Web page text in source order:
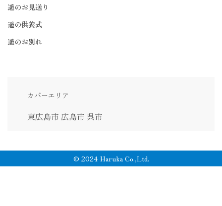
遥のお見送り
遥の供養式
遥のお別れ
カバーエリア
東広島市 広島市 呉市
© 2024 Haruka Co.,Ltd.